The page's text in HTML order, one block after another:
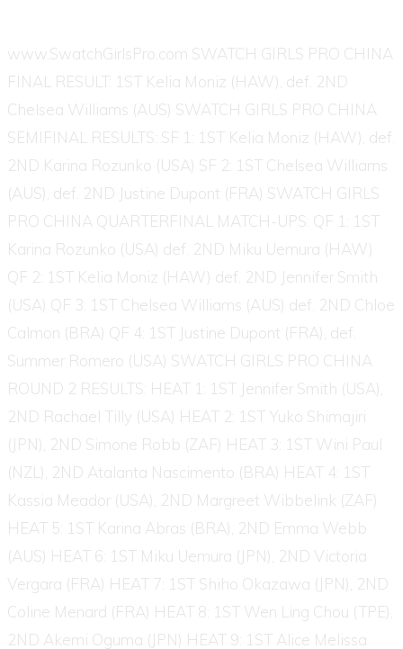
www.SwatchGirlsPro.com SWATCH GIRLS PRO CHINA
FINAL RESULT: 1ST Kelia Moniz (HAW), def. 2ND
Chelsea Williams (AUS) SWATCH GIRLS PRO CHINA
SEMIFINAL RESULTS: SF 1: 1ST Kelia Moniz (HAW), def.
2ND Karina Rozunko (USA) SF 2: 1ST Chelsea Williams
(AUS), def. 2ND Justine Dupont (FRA) SWATCH GIRLS
PRO CHINA QUARTERFINAL MATCH-UPS: QF 1: 1ST
Karina Rozunko (USA) def. 2ND Miku Uemura (HAW)
QF 2: 1ST Kelia Moniz (HAW) def. 2ND Jennifer Smith
(USA) QF 3: 1ST Chelsea Williams (AUS) def. 2ND Chloe
Calmon (BRA) QF 4: 1ST Justine Dupont (FRA), def.
Summer Romero (USA) SWATCH GIRLS PRO CHINA
ROUND 2 RESULTS: HEAT 1: 1ST Jennifer Smith (USA),
2ND Rachael Tilly (USA) HEAT 2: 1ST Yuko Shimajiri
(JPN), 2ND Simone Robb (ZAF) HEAT 3: 1ST Wini Paul
(NZL), 2ND Atalanta Nascimento (BRA) HEAT 4: 1ST
Kassia Meador (USA), 2ND Margreet Wibbelink (ZAF)
HEAT 5: 1ST Karina Abras (BRA), 2ND Emma Webb
(AUS) HEAT 6: 1ST Miku Uemura (JPN), 2ND Victoria
Vergara (FRA) HEAT 7: 1ST Shiho Okazawa (JPN), 2ND
Coline Menard (FRA) HEAT 8: 1ST Wen Ling Chou (TPE),
2ND Akemi Oguma (JPN) HEAT 9: 1ST Alice Melissa